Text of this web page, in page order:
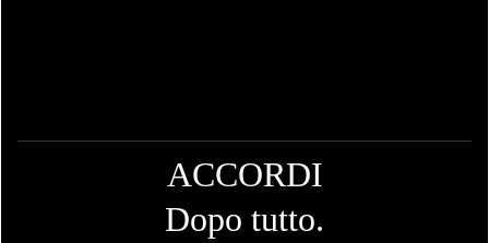
ACCORDI
Dopo tutto.